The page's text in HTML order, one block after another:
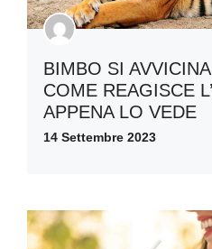
BIMBO SI
COME REAGISCE
APPENA LO VEDE
14 Settembre 2023